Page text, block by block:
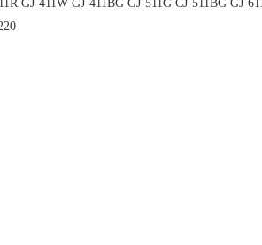
GJ-411W GJ-411BG GJ-511G CJ-511BG GJ-